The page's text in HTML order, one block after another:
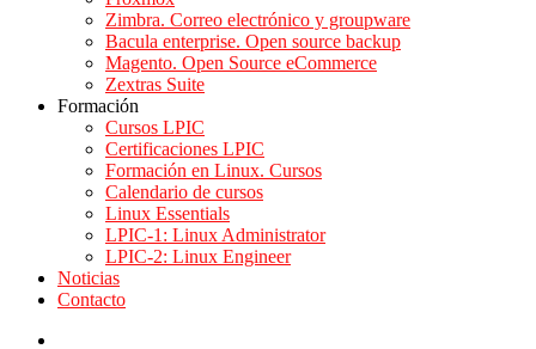
Zimbra. Correo electrónico y groupware
Bacula enterprise. Open source backup
Magento. Open Source eCommerce
Zextras Suite
Formación
Cursos LPIC
Certificaciones LPIC
Formación en Linux. Cursos
Calendario de cursos
Linux Essentials
LPIC-1: Linux Administrator
LPIC-2: Linux Engineer
Noticias
Contacto